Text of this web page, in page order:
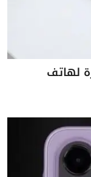
لهاتف